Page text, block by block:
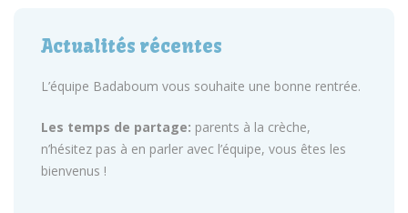
Actualités récentes
L’équipe Badaboum vous souhaite une bonne rentrée.
Les temps de partage: parents à la crèche,
n’hésitez pas à en parler avec l’équipe, vous êtes les
bienvenus !